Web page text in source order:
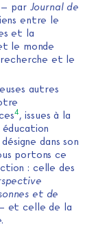
– par Journal de
entre le
et la
le monde
recherche et le
autres
4, issues à la
dans son
portons ce
: celle des
et de
et celle de la